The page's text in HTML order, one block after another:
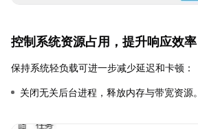
控制系统资源占用，提升响应效率
保持系统轻负载可进一步减少延迟和卡顿：
关闭无关后台进程，释放内存与带宽资源。